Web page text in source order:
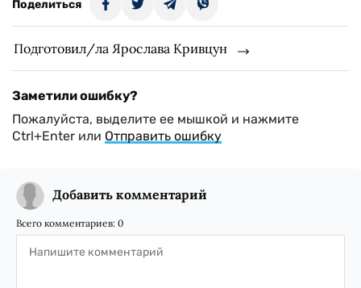
Поделиться
Подготовил/ла Ярослава Кривцун
Заметили ошибку?
Пожалуйста, выделите ее мышкой и нажмите
Ctrl+Enter или Отправить ошибку
Добавить комментарий
Всего комментариев: 0